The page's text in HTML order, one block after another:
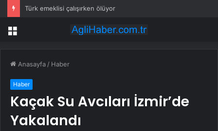
Türk emeklisi çalışırken ölüyor
Menü
Anasayfa / Haber
Haber
Kaçak Su Avcıları İzmir’de
Yakalandı